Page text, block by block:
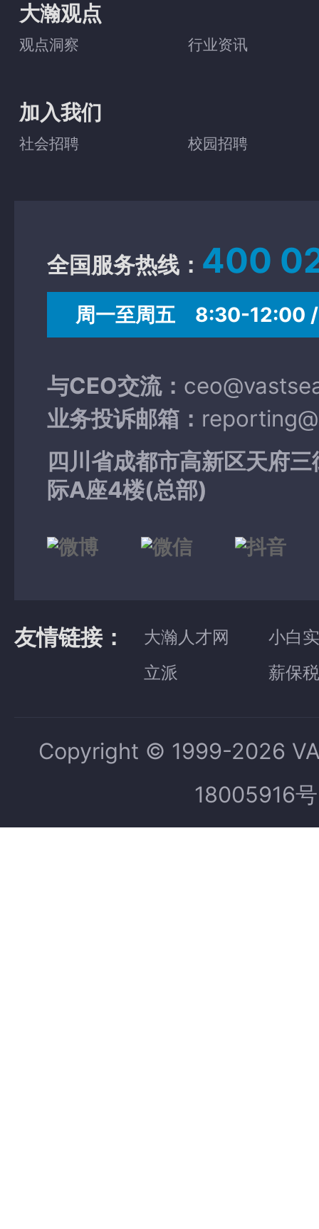
大瀚观点
观点洞察 行业资讯
加入我们
社会招聘 校园招聘
全国服务热线： 400
周一至周五 8:30-12:00
与CEO交流：
业务投诉邮箱：
四川省成都市高新区天府
际A座4楼(总部)
友情链接： 大瀚人才网
小白
立派
薪保税
Copyright © 1999-2026
18005916